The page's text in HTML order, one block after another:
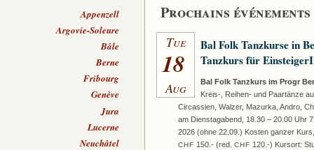
Prochains événements
Tue
18
Aug
Bal Folk Tanzkurse in
Tanzkurs für
Bal Folk Tanzkurs im Progr
Kreis-, Reihen- und Paartänze
Circassien, Walzer, Mazurka, Andro,
am Dienstagabend, 18.30 – 20.00 Uhr
2026 (ohne 22.09.) Kosten ganzer
CHF 150.- (red. CHF 120.-) Kursort:
Appenzell
Argovie-Soleure
Bâle
Berne
Fribourg
Genève
Jura
Lucerne
Neuchâtel